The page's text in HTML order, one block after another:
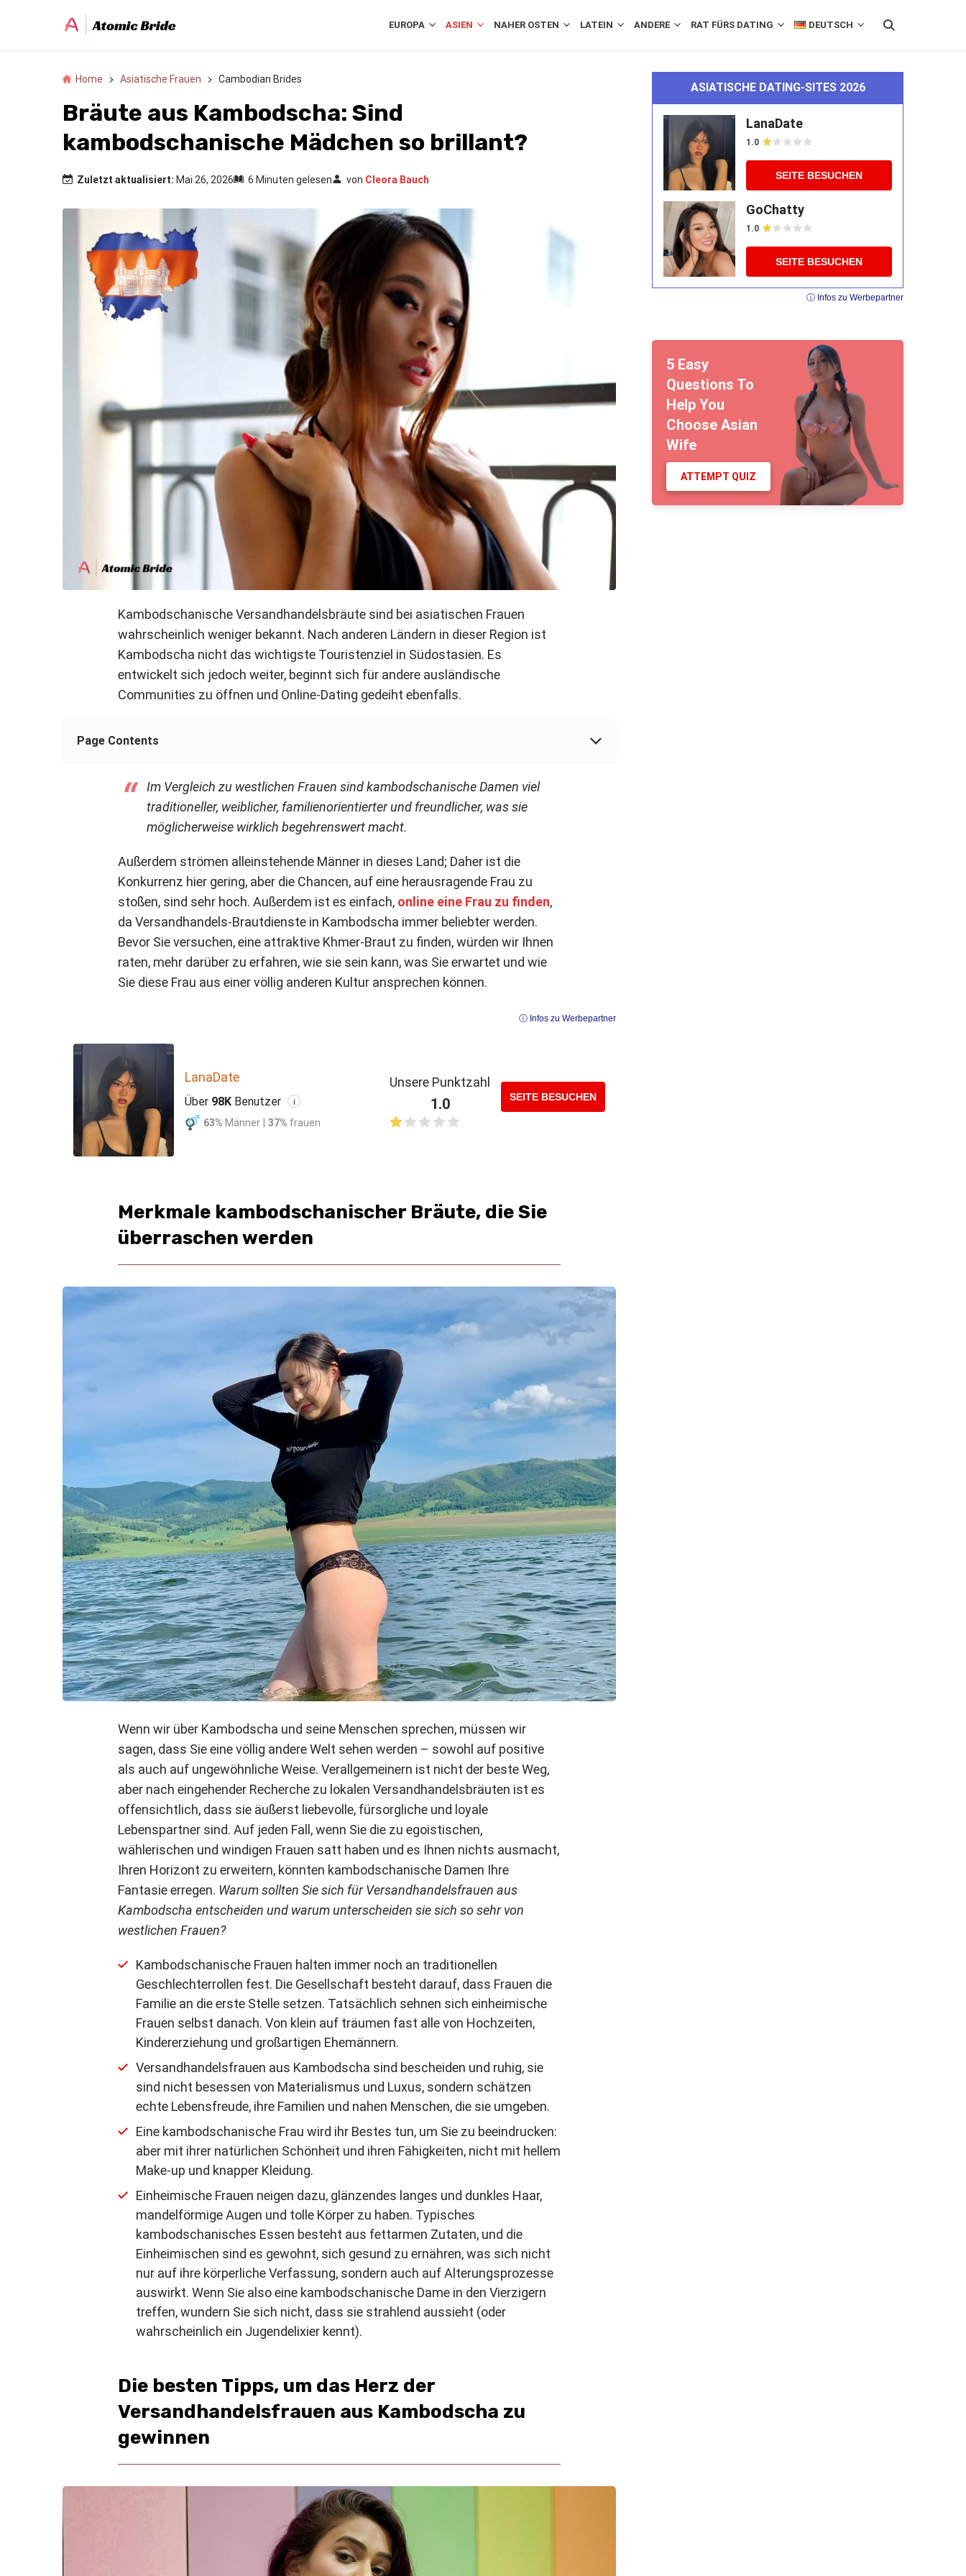
EUROPA ASIEN NAHER OSTEN LATEIN ANDERE RAT FÜRS DATING DEUTSCH
Home Asiatische Frauen Cambodian Brides
Bräute aus Kambodscha: Sind
kambodschanische Mädchen so brillant?
Zuletzt aktualisiert: Mai 26, 2026 6 Minuten gelesen von Cleora Bauch
Kambodschanische Versandhandelsbräute sind bei asiatischen Frauen
wahrscheinlich weniger bekannt. Nach anderen Ländern in dieser Region ist
Kambodscha nicht das wichtigste Touristenziel in Südostasien. Es
entwickelt sich jedoch weiter, beginnt sich für andere ausländische
Communities zu öffnen und Online-Dating gedeiht ebenfalls.
Page Contents
Im Vergleich zu westlichen Frauen sind kambodschanische Damen viel
traditioneller, weiblicher, familienorientierter und freundlicher, was sie
möglicherweise wirklich begehrenswert macht.
Außerdem strömen alleinstehende Männer in dieses Land; Daher ist die
Konkurrenz hier gering, aber die Chancen, auf eine herausragende Frau zu
stoßen, sind sehr hoch. Außerdem ist es einfach, online eine Frau zu finden,
da Versandhandels-Brautdienste in Kambodscha immer beliebter werden.
Bevor Sie versuchen, eine attraktive Khmer-Braut zu finden, würden wir Ihnen
raten, mehr darüber zu erfahren, wie sie sein kann, was Sie erwartet und wie
Sie diese Frau aus einer völlig anderen Kultur ansprechen können.
ⓘ Infos zu Werbepartner
LanaDate
Über 98K Benutzer i
63% Männer | 37% frauen
Unsere Punktzahl
1.0 SEITE BESUCHEN
Merkmale kambodschanischer Bräute, die Sie
überraschen werden
Wenn wir über Kambodscha und seine Menschen sprechen, müssen wir
sagen, dass Sie eine völlig andere Welt sehen werden – sowohl auf positive
als auch auf ungewöhnliche Weise. Verallgemeinern ist nicht der beste Weg,
aber nach eingehender Recherche zu lokalen Versandhandelsbräuten ist es
offensichtlich, dass sie äußerst liebevolle, fürsorgliche und loyale
Lebenspartner sind. Auf jeden Fall, wenn Sie die zu egoistischen,
wählerischen und windigen Frauen satt haben und es Ihnen nichts ausmacht,
Ihren Horizont zu erweitern, könnten kambodschanische Damen Ihre
Fantasie erregen. Warum sollten Sie sich für Versandhandelsfrauen aus
Kambodscha entscheiden und warum unterscheiden sie sich so sehr von
westlichen Frauen?
Kambodschanische Frauen halten immer noch an traditionellen
Geschlechterrollen fest. Die Gesellschaft besteht darauf, dass Frauen die
Familie an die erste Stelle setzen. Tatsächlich sehnen sich einheimische
Frauen selbst danach. Von klein auf träumen fast alle von Hochzeiten,
Kindererziehung und großartigen Ehemännern.
Versandhandelsfrauen aus Kambodscha sind bescheiden und ruhig, sie
sind nicht besessen von Materialismus und Luxus, sondern schätzen
echte Lebensfreude, ihre Familien und nahen Menschen, die sie umgeben.
Eine kambodschanische Frau wird ihr Bestes tun, um Sie zu beeindrucken:
aber mit ihrer natürlichen Schönheit und ihren Fähigkeiten, nicht mit hellem
Make-up und knapper Kleidung.
Einheimische Frauen neigen dazu, glänzendes langes und dunkles Haar,
mandelförmige Augen und tolle Körper zu haben. Typisches
kambodschanisches Essen besteht aus fettarmen Zutaten, und die
Einheimischen sind es gewohnt, sich gesund zu ernähren, was sich nicht
nur auf ihre körperliche Verfassung, sondern auch auf Alterungsprozesse
auswirkt. Wenn Sie also eine kambodschanische Dame in den Vierzigern
treffen, wundern Sie sich nicht, dass sie strahlend aussieht (oder
wahrscheinlich ein Jugendelixier kennt).
Die besten Tipps, um das Herz der
Versandhandelsfrauen aus Kambodscha zu
gewinnen
ASIATISCHE DATING-SITES 2026
LanaDate
1.0
SEITE BESUCHEN
GoChatty
1.0
SEITE BESUCHEN
ⓘ Infos zu Werbepartner
5 Easy
Questions To
Help You
Choose Asian
Wife
ATTEMPT QUIZ